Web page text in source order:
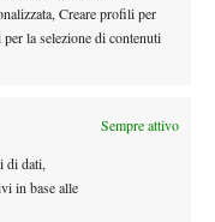
Creare profili per
la selezione di contenuti
Sempre attivo
di dati,
in base alle